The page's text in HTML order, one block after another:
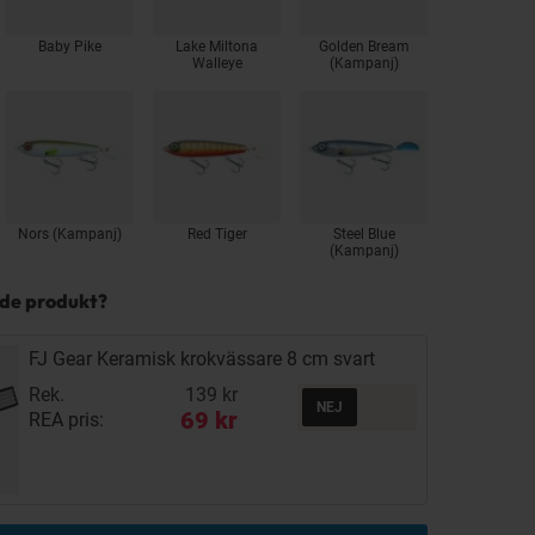
Baby Pike
Lake Miltona
Walleye
Golden Bream
(Kampanj)
Nors (Kampanj) Red Tiger
Steel Blue
(Kampanj)
produkt?
FJ Gear Keramisk krokvässare 8 cm svart
Rek.
139 kr
REA pris:
69 kr